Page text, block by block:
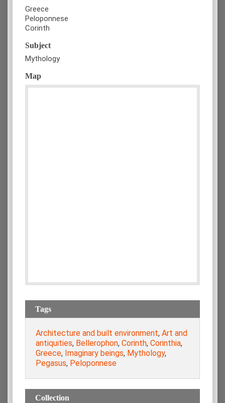
Greece
Peloponnese
Corinth
Subject
Mythology
Map
Tags
Architecture and built environment, Art and
antiquities, Bellerophon, Corinth, Corinthia,
Greece, Imaginary beings, Mythology,
Pegasus, Peloponnese
Collection